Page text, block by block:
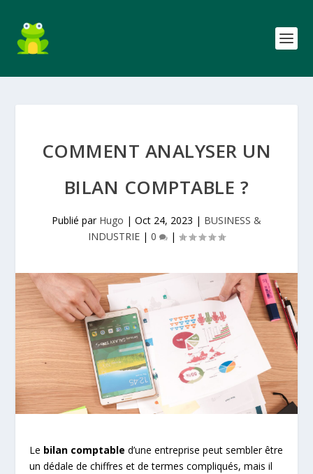
COMMENT ANALYSER UN
BILAN COMPTABLE ?
Publié par Hugo | Oct 24, 2023 | BUSINESS &
INDUSTRIE | 0 |
Le bilan comptable d’une entreprise peut sembler être
un dédale de chiffres et de termes compliqués, mais il